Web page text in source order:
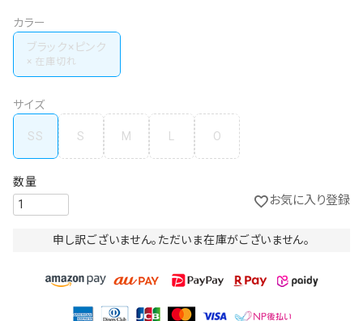
カラー
ブラック×ピンク
サイズ
SS S M O
お気に入り登録
申し訳ございません。ただいま在庫がございません。